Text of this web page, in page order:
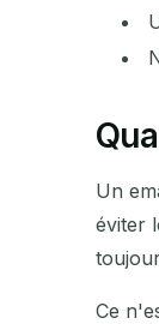
Un
éviter
Ce